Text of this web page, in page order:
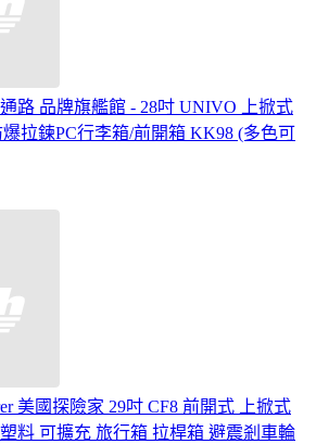
路 品牌旗艦館 - 28吋 UNIVO 上掀式
拉鍊PC行李箱/前開箱 KK98 (多色可
美國探險家 29吋 CF8 前開式 上掀式
料 可擴充 旅行箱 拉桿箱 避震剎車輪